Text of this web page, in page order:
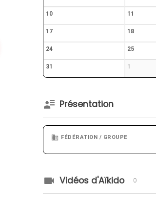
10 11
17 18
24 25
31 1
Présentation
FÉDÉRATION / GROUPE
Vidéos d'Aïkido 0